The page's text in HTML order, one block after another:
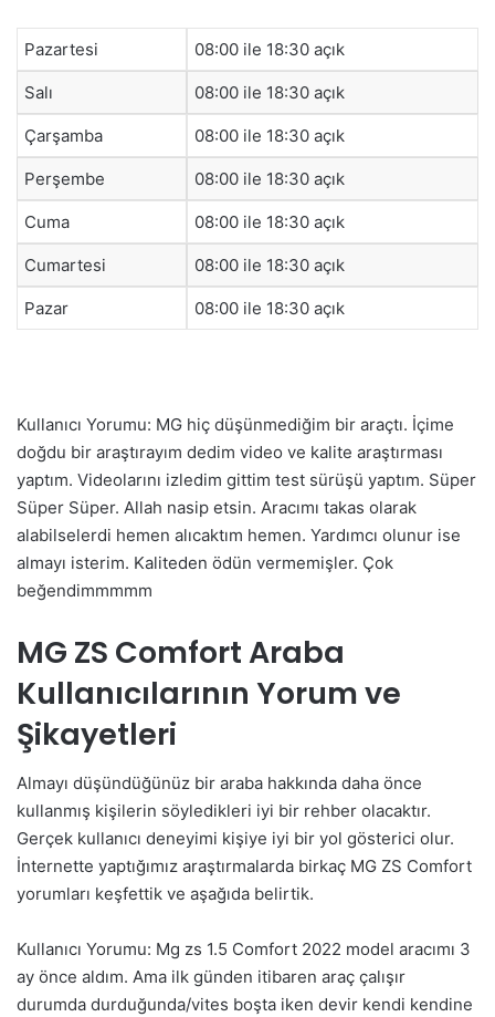
Pazartesi 08:00 ile 18:30 açık
Salı 08:00 ile 18:30 açık
Çarşamba 08:00 ile 18:30 açık
Perşembe 08:00 ile 18:30 açık
Cuma 08:00 ile 18:30 açık
Cumartesi 08:00 ile 18:30 açık
Pazar 08:00 ile 18:30 açık
Kullanıcı Yorumu: MG hiç düşünmediğim bir araçtı. İçime
doğdu bir araştırayım dedim video ve kalite araştırması
yaptım. Videolarını izledim gittim test sürüşü yaptım. Süper
Süper Süper. Allah nasip etsin. Aracımı takas olarak
alabilselerdi hemen alıcaktım hemen. Yardımcı olunur ise
almayı isterim. Kaliteden ödün vermemişler. Çok
beğendimmmmm
MG ZS Comfort Araba
Kullanıcılarının Yorum ve
Şikayetleri
Almayı düşündüğünüz bir araba hakkında daha önce
kullanmış kişilerin söyledikleri iyi bir rehber olacaktır.
Gerçek kullanıcı deneyimi kişiye iyi bir yol gösterici olur.
İnternette yaptığımız araştırmalarda birkaç MG ZS Comfort
yorumları keşfettik ve aşağıda belirtik.
Kullanıcı Yorumu: Mg zs 1.5 Comfort 2022 model aracımı 3
ay önce aldım. Ama ilk günden itibaren araç çalışır
durumda durduğunda/vites boşta iken devir kendi kendine